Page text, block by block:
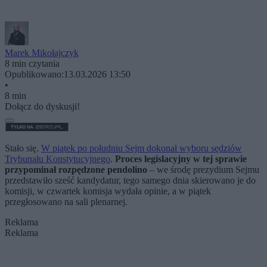
Marek Mikołajczyk
8 min czytania
Opublikowano:13.03.2026 13:50
•
8 min
Dołącz do dyskusji!
Stało się. W piątek po południu Sejm dokonał wyboru sędziów
Trybunału Konstytucyjnego. Proces legislacyjny w tej sprawie
przypominał rozpędzone pendolino – we środę prezydium Sejmu
przedstawiło sześć kandydatur, tego samego dnia skierowano je do
komisji, w czwartek komisja wydała opinie, a w piątek
przegłosowano na sali plenarnej.
Reklama
Reklama